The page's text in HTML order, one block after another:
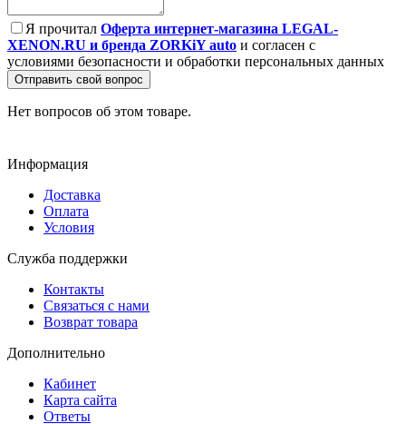
Я прочитал Оферта интернет-магазина LEGAL-
XENON.RU и бренда ZORKiY auto и согласен с
условиями безопасности и обработки персональных данных
Отправить свой вопрос
Нет вопросов об этом товаре.
Информация
Доставка
Оплата
Условия
Служба поддержки
Контакты
Связаться с нами
Возврат товара
Дополнительно
Кабинет
Карта сайта
Ответы